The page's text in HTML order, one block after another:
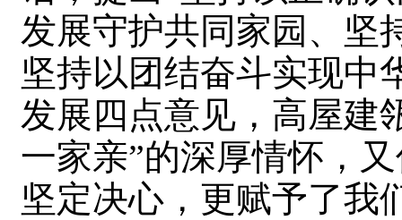
发展守护共同家园、坚
坚持以团结奋斗实现中
发展四点意见，高屋建
一家亲”的深厚情怀，
坚定决心，更赋予了我